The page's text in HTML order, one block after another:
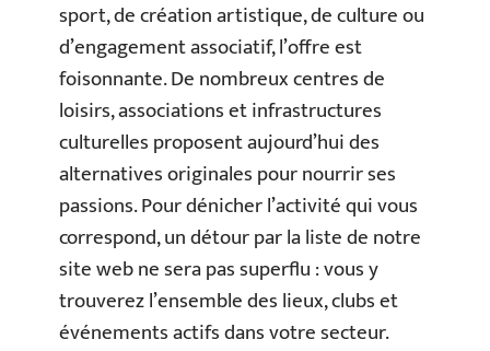
sport, de création artistique, de culture ou
d’engagement associatif, l’offre est
foisonnante. De nombreux centres de
loisirs, associations et infrastructures
culturelles proposent aujourd’hui des
alternatives originales pour nourrir ses
passions. Pour dénicher l’activité qui vous
correspond, un détour par la liste de notre
site web ne sera pas superflu : vous y
trouverez l’ensemble des lieux, clubs et
événements actifs dans votre secteur.